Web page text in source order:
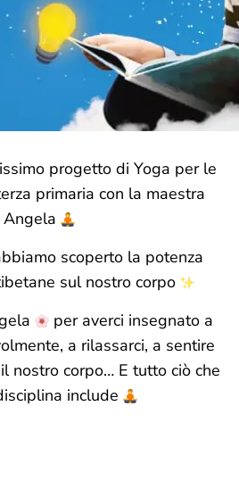
progetto di Yoga per le
primaria con la maestra
Angela
scoperto la potenza
sul nostro corpo
per averci insegnato a
a rilassarci, a sentire
nostro corpo… E tutto ciò che
include